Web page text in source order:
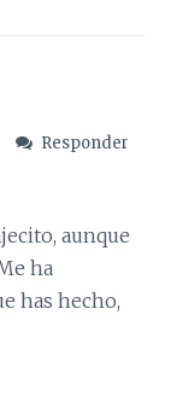
Responder
aunque
ha
has hecho,